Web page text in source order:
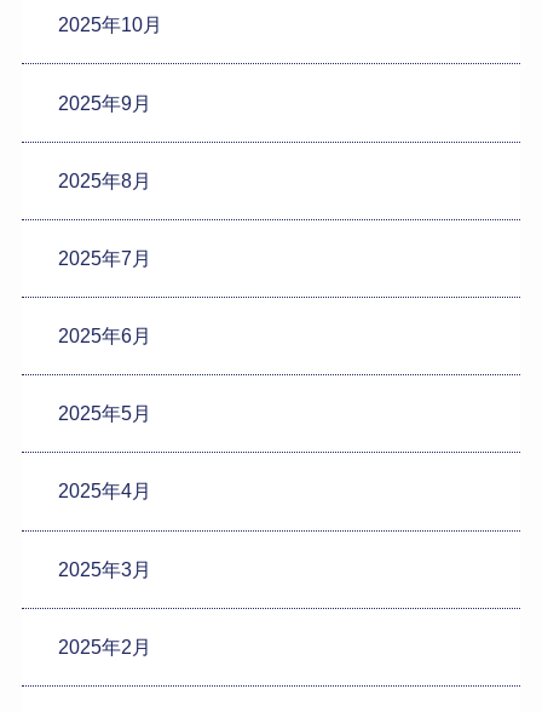
2025年10月
2025年9月
2025年8月
2025年7月
2025年6月
2025年5月
2025年4月
2025年3月
2025年2月